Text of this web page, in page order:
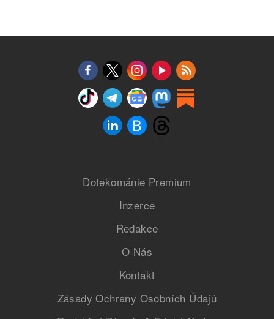
Dotekománie Premium
Inzerce
Redakce
O Nás
Kontakt
Zásady Ochrany Osobních Údajů